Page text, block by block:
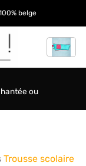
belge
ou
Trousse scolaire